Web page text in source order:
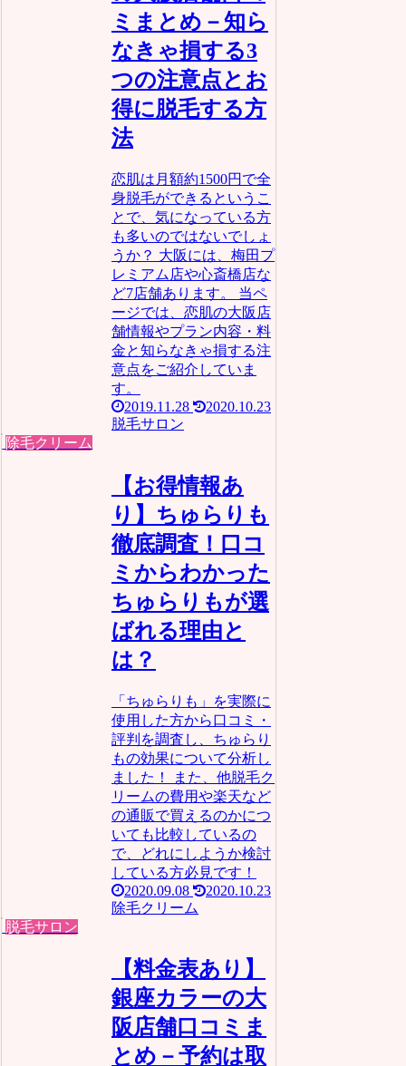
ミまとめ－知ら
なきゃ損する3
つの注意点とお
得に脱毛する方
法
恋肌は月額約1500円で全
身脱毛ができるというこ
とで、気になっている方
も多いのではないでしょ
うか？ 大阪には、梅田プ
レミアム店や心斎橋店な
ど7店舗あります。 当ペ
ージでは、恋肌の大阪店
舗情報やプラン内容・料
金と知らなきゃ損する注
意点をご紹介していま
す。
2019.11.28
2020.10.23
脱毛サロン
除毛クリーム
【お得情報あ
り】ちゅらりも
徹底調査！口コ
ミからわかった
ちゅらりもが選
ばれる理由と
は？
「ちゅらりも」を実際に
使用した方から口コミ・
評判を調査し、ちゅらり
もの効果について分析し
ました！ また、他脱毛ク
リームの費用や楽天など
の通販で買えるのかにつ
いても比較しているの
で、どれにしようか検討
している方必見です！
2020.09.08
2020.10.23
除毛クリーム
脱毛サロン
【料金表あり】
銀座カラーの大
阪店舗口コミま
とめ－予約は取